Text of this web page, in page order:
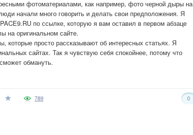
фотоматериалами, как например, фото черной дыры на
начали много говорить и делать свои предположения. Я
по ссылке, которую я вам оставил в первом абзаце
на оригинальном сайте.
которые просто рассказывают об интересных статьях. Я
сайтах. Так я чувствую себя спокойнее, потому что
обмануть.
0
789